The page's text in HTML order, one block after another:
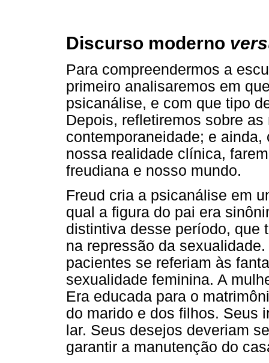
Discurso moderno
Para compreendermos a
primeiro analisaremos em
psicanálise, e com que tipo
Depois, refletiremos sobre
contemporaneidade; e
nossa realidade clínica,
freudiana e nosso mundo.
Freud cria a psicanálise em
qual a figura do pai era
distintiva desse período, que
na repressão da
pacientes se referiam às
sexualidade feminina. A
Era educada para o
do marido e dos filhos. Seus
lar. Seus desejos deveriam
garantir a manutenção do